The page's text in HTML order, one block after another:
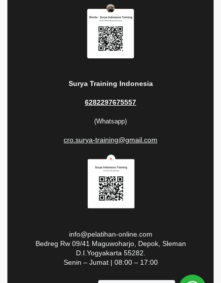
Surya Training Indonesia
6282297675557
(Whatsapp)
cro.surya-training@gmail.com
info@pelatihan-online.com
Bedreg Rw 09/41 Maguwoharjo, Depok, Sleman
D.I.Yogyakarta 55282.
Senin – Jumat | 08:00 – 17:00